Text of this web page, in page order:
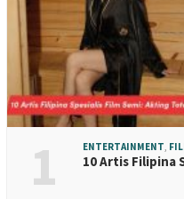
1 ENTERTAINMENT
10 Artis Filipina